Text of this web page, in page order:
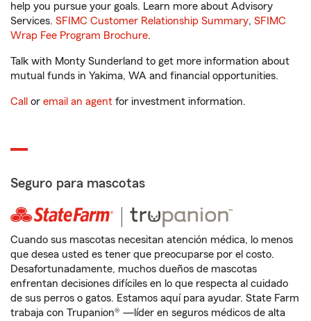
help you pursue your goals. Learn more about Advisory
Services. SFIMC Customer Relationship Summary, SFIMC
Wrap Fee Program Brochure.
Talk with Monty Sunderland to get more information about
mutual funds in Yakima, WA and financial opportunities.
Call or email an agent for investment information.
Seguro para mascotas
Cuando sus mascotas necesitan atención médica, lo menos
que desea usted es tener que preocuparse por el costo.
Desafortunadamente, muchos dueños de mascotas
enfrentan decisiones difíciles en lo que respecta al cuidado
de sus perros o gatos. Estamos aquí para ayudar. State Farm
trabaja con Trupanion® —líder en seguros médicos de alta